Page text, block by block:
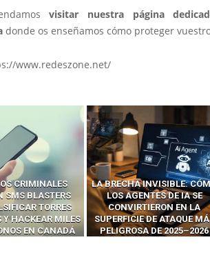
visitar nuestra página
donde os enseñamos cómo proteger
www.redeszone.net/
INVISIBLE: CÓMO
DE IA SE
EN LA
DE ATAQUE MÁS
DE 2025–2026
OLVIDA METASPLOIT:
PREDATOR HACKEA
CUALQUIER MÓVIL CON
ATAQUES PUBLICITARIOS
CERO-CLIC